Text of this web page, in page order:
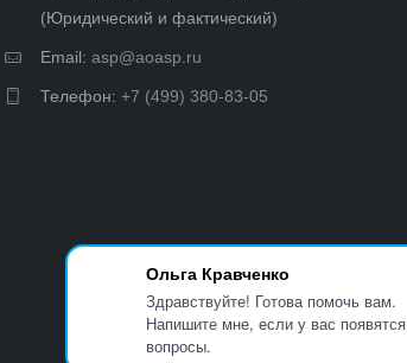
Ольга Кравченко
Здравствуйте! Готова помочь вам.
Напишите мне, если у вас появятся
вопросы.
(Юридический и фактический)
Email: asp@aoasp.ru
Телефон: +7 (499) 380-83-05